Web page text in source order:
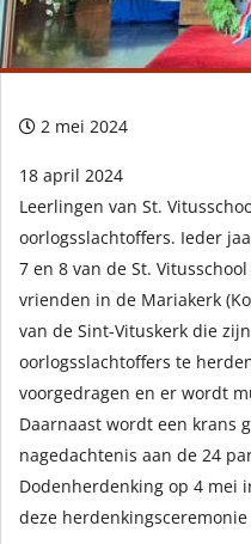
2 mei 2024
18 april 2024
Leerlingen van St.
oorlogsslachtoffers. Ieder
7 en 8 van de St.
vrienden in de Mariakerk
van de Sint-Vituskerk die
oorlogsslachtoffers te
voorgedragen en er wordt
Daarnaast wordt een krans
nagedachtenis aan de 24
Dodenherdenking op 4 mei
deze